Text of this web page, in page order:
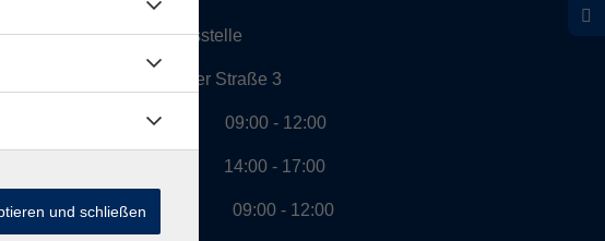
Geschäftsstelle
Münchener Straße 3
Montag 09:00 - 12:00
14:00 - 17:00
Dienstag 09:00 - 12:00
und schließen